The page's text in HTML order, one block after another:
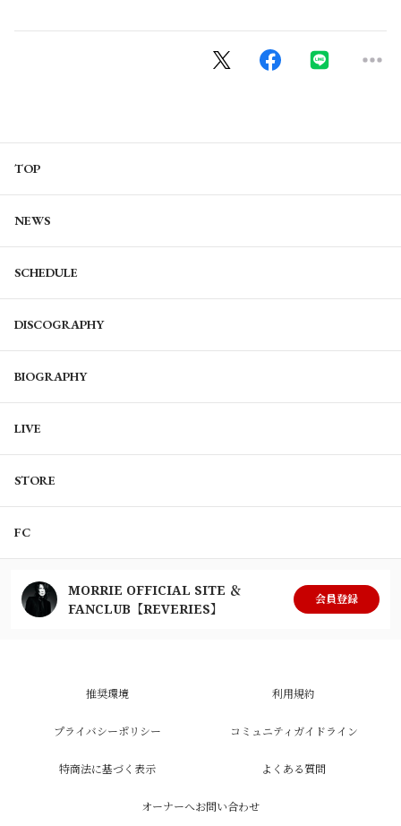
TOP
NEWS
SCHEDULE
DISCOGRAPHY
BIOGRAPHY
LIVE
STORE
FC
MORRIE OFFICIAL SITE ＆
FANCLUB【REVERIES】
会員登録
推奨環境 利用規約
プライバシーポリシー コミュニティガイドライン
特商法に基づく表示 よくある質問
オーナーへお問い合わせ